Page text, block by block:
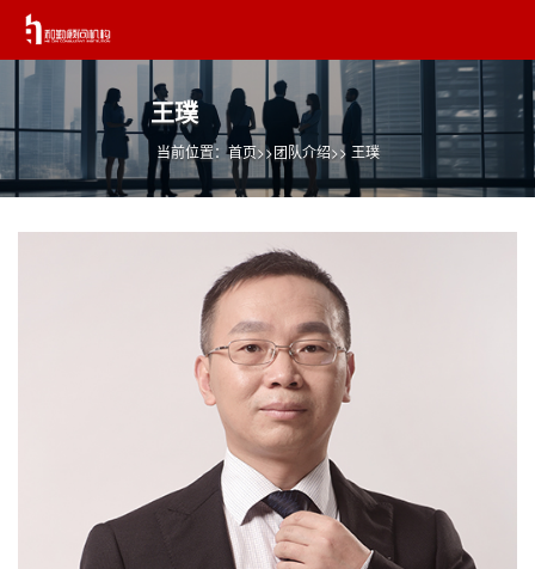
王璞
当前位置：首页>>团队介绍>> 王璞